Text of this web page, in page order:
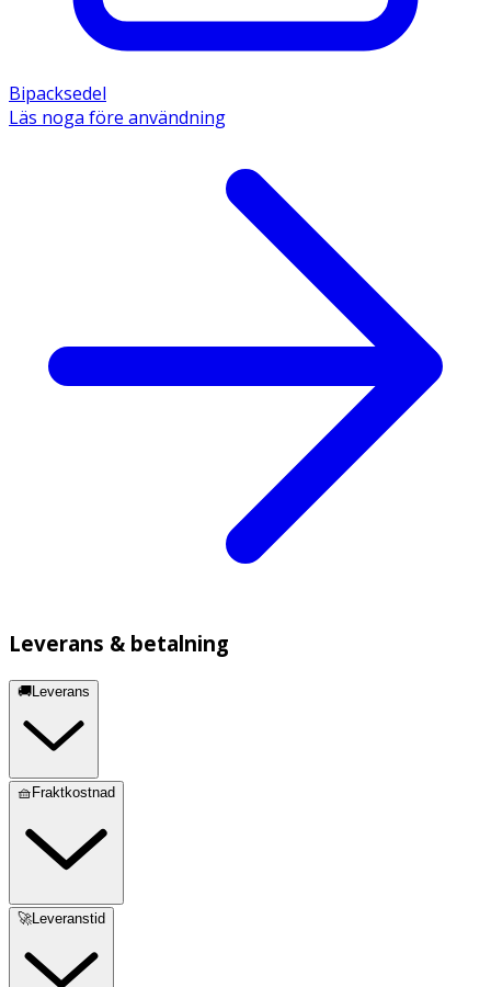
Bipacksedel
Läs noga före användning
Leverans & betalning
🚚Leverans
🧺Fraktkostnad
🚀Leveranstid